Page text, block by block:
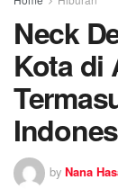
Neck
Kota di
by Nana